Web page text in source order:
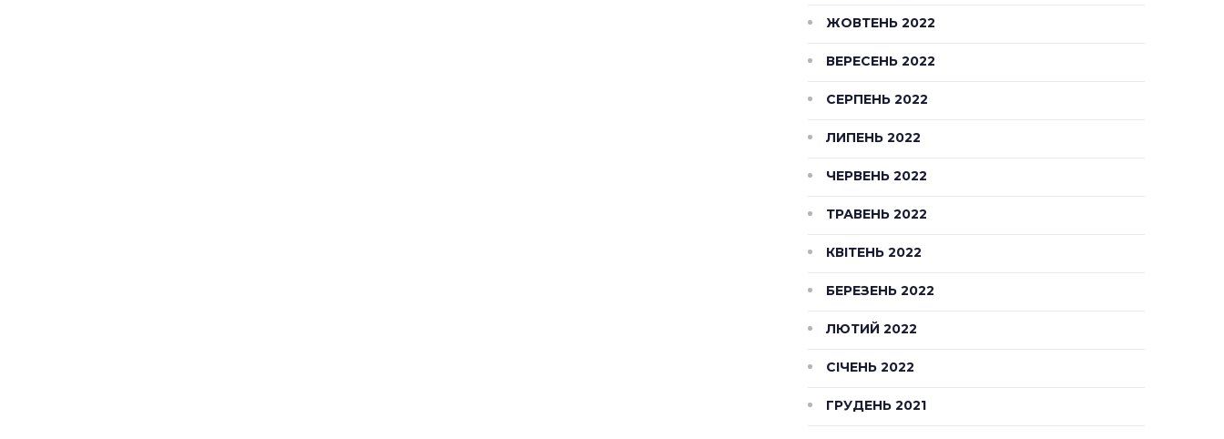
ЖОВТЕНЬ 2022
ВЕРЕСЕНЬ 2022
СЕРПЕНЬ 2022
ЛИПЕНЬ 2022
ЧЕРВЕНЬ 2022
ТРАВЕНЬ 2022
КВІТЕНЬ 2022
БЕРЕЗЕНЬ 2022
ЛЮТИЙ 2022
СІЧЕНЬ 2022
ГРУДЕНЬ 2021